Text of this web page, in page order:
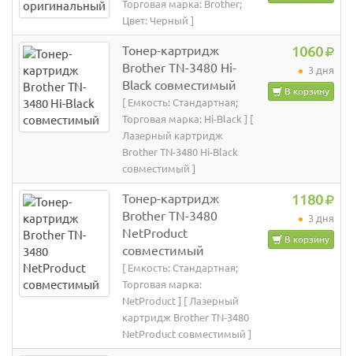
Торговая марка: Brother;
Цвет: Черный ]
Тонер-картридж
Brother TN-3480 Hi-
Black совместимый
[ Емкость: Стандартная;
Торговая марка: Hi-Black ] [
Лазерный картридж
Brother TN-3480 Hi-Black
совместимый ]
1060
3 дня
В корзину
Тонер-картридж
Brother TN-3480
NetProduct
совместимый
[ Емкость: Стандартная;
Торговая марка:
NetProduct ] [ Лазерный
картридж Brother TN-3480
NetProduct совместимый ]
1180
3 дня
В корзину